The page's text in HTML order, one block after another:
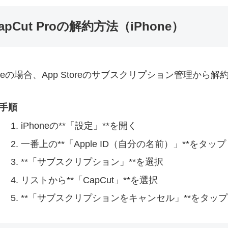
Proの解約方法（iPhone）
の場合、App Storeのサブスクリプション管理から解約
順
iPhoneの**「設定」**を開く
一番上の**「Apple ID（自分の名前）」**をタップ
**「サブスクリプション」**を選択
リストから**「CapCut」**を選択
**「サブスクリプションをキャンセル」**をタップ